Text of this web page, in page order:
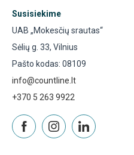
Susisiekime
UAB „Mokesčių srautas“
Sėlių g. 33, Vilnius
Pašto kodas: 08109
info@countline.lt
+370 5 263 9922